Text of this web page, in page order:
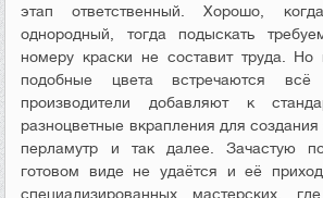
этап ответственный. Хорошо,
однородный, тогда подыскать
номеру краски не составит труда.
подобные цвета встречаются всё
производители добавляют к
разноцветные вкрапления для
перламутр и так далее. Зачастую
готовом виде не удаётся и её
специализированных мастерских,